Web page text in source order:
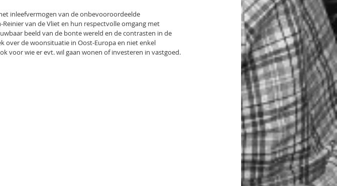
inleefvermogen van de onbevooroordeelde
van de Vliet en hun respectvolle omgang met
beeld van de bonte wereld en de contrasten in de
over de woonsituatie in Oost-Europa en niet enkel
voor wie er evt. wil gaan wonen of investeren in vastgoed.